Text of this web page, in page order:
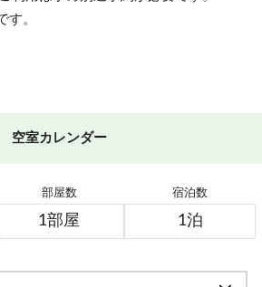
す。
空室カレンダー
部屋数 宿泊数